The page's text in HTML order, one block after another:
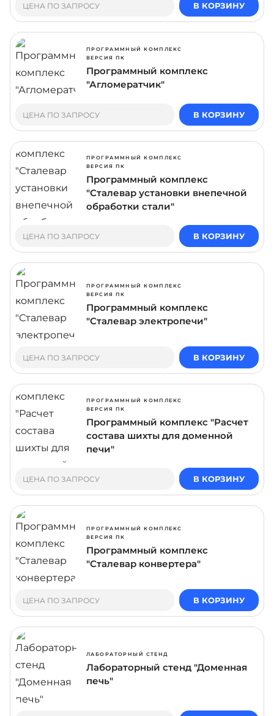
ЦЕНА ПО ЗАПРОСУ В КОРЗИНУ
ПРОГРАММНЫЙ КОМПЛЕКС
ВЕРСИЯ ПК
Программный комплекс
"Агломератчик"
ЦЕНА ПО ЗАПРОСУ В КОРЗИНУ
ПРОГРАММНЫЙ КОМПЛЕКС
ВЕРСИЯ ПК
Программный комплекс
"Сталевар установки внепечной
обработки стали"
ЦЕНА ПО ЗАПРОСУ В КОРЗИНУ
ПРОГРАММНЫЙ КОМПЛЕКС
ВЕРСИЯ ПК
Программный комплекс
"Сталевар электропечи"
ЦЕНА ПО ЗАПРОСУ В КОРЗИНУ
ПРОГРАММНЫЙ КОМПЛЕКС
ВЕРСИЯ ПК
Программный комплекс "Расчет
состава шихты для доменной
печи"
ЦЕНА ПО ЗАПРОСУ В КОРЗИНУ
ПРОГРАММНЫЙ КОМПЛЕКС
ВЕРСИЯ ПК
Программный комплекс
"Сталевар конвертера"
ЦЕНА ПО ЗАПРОСУ В КОРЗИНУ
ЛАБОРАТОРНЫЙ СТЕНД
Лабораторный стенд "Доменная
печь"